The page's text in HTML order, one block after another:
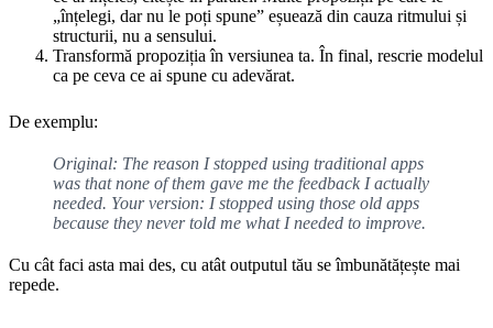
„înțelegi, dar nu le poți spune” eșuează din cauza ritmului și
structurii, nu a sensului.
Transformă propoziția în versiunea ta. În final, rescrie modelul
ca pe ceva ce ai spune cu adevărat.
De exemplu:
Original: The reason I stopped using traditional apps
was that none of them gave me the feedback I actually
needed. Your version: I stopped using those old apps
because they never told me what I needed to improve.
Cu cât faci asta mai des, cu atât outputul tău se îmbunătățește mai
repede.